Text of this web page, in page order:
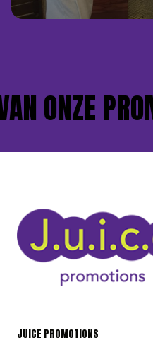
ONZE
JUICE PROMOTIONS